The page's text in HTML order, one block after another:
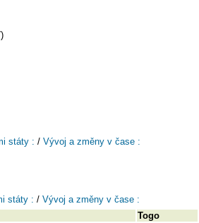
státy : / Vývoj a změny v čase :
státy : / Vývoj a změny v čase :
Togo